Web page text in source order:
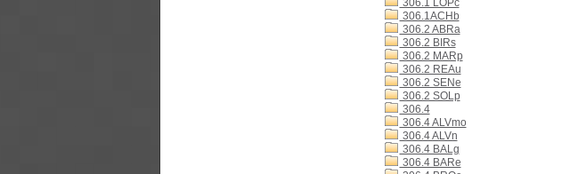
306.1 LOPc
306.1ACHb
306.2 ABRa
306.2 BIRs
306.2 MARp
306.2 REAu
306.2 SENe
306.2 SOLp
306.4
306.4 ALVmo
306.4 ALVn
306.4 BALg
306.4 BARe